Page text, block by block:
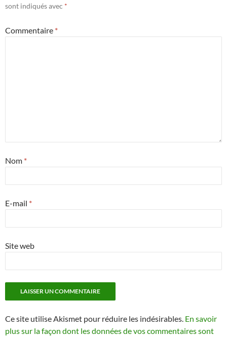
sont indiqués avec *
Commentaire *
Nom *
E-mail *
Site web
Ce site utilise Akismet pour réduire les indésirables. En savoir
plus sur la façon dont les données de vos commentaires sont